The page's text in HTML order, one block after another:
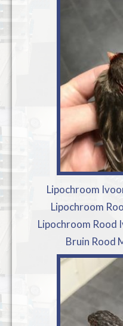
Lipochroom
Lipochroom
Lipochroom Rood
Bruin Rood